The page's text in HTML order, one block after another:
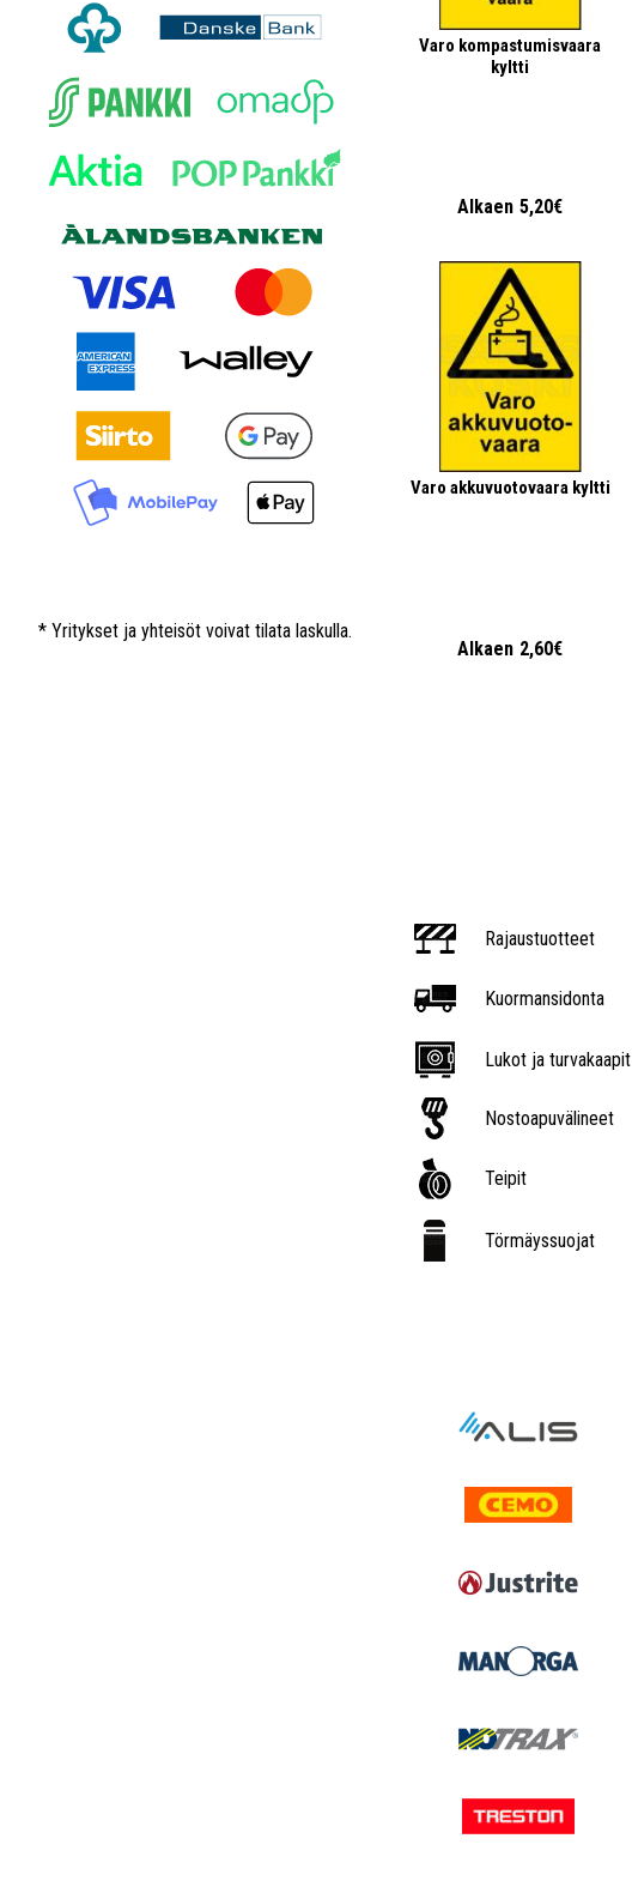
* Yritykset ja yhteisöt voivat tilata laskulla.
Varo kompastumisvaara
kyltti
Alkaen 5,20€
Varo akkuvuotovaara kyltti
Alkaen 2,60€
Rajaustuotteet
Kuormansidonta
Lukot ja turvakaapit
Nostoapuvälineet
Teipit
Törmäyssuojat